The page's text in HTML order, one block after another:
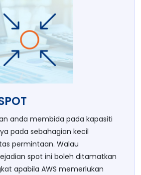
anda membida pada kapasiti
pada sebahagian kecil
permintaan. Walau
spot ini boleh ditamatkan
apabila AWS memerlukan